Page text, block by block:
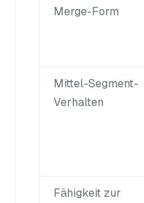
Merge-Form
Mittel-Segment-
Verhalten
Fähigkeit zur